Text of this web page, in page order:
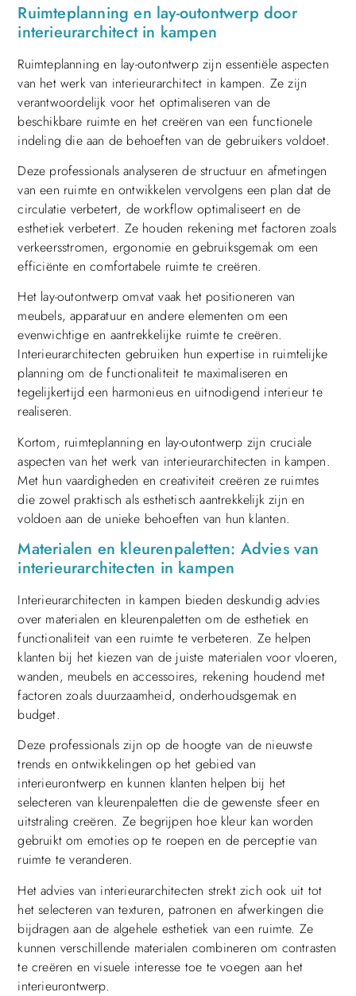
Ruimteplanning en lay-outontwerp door
interieurarchitect in kampen
Ruimteplanning en lay-outontwerp zijn essentiële aspecten
van het werk van interieurarchitect in kampen. Ze zijn
verantwoordelijk voor het optimaliseren van de
beschikbare ruimte en het creëren van een functionele
indeling die aan de behoeften van de gebruikers voldoet.
Deze professionals analyseren de structuur en afmetingen
van een ruimte en ontwikkelen vervolgens een plan dat de
circulatie verbetert, de workflow optimaliseert en de
esthetiek verbetert. Ze houden rekening met factoren zoals
verkeersstromen, ergonomie en gebruiksgemak om een
efficiënte en comfortabele ruimte te creëren.
Het lay-outontwerp omvat vaak het positioneren van
meubels, apparatuur en andere elementen om een
evenwichtige en aantrekkelijke ruimte te creëren.
Interieurarchitecten gebruiken hun expertise in ruimtelijke
planning om de functionaliteit te maximaliseren en
tegelijkertijd een harmonieus en uitnodigend interieur te
realiseren.
Kortom, ruimteplanning en lay-outontwerp zijn cruciale
aspecten van het werk van interieurarchitecten in kampen.
Met hun vaardigheden en creativiteit creëren ze ruimtes
die zowel praktisch als esthetisch aantrekkelijk zijn en
voldoen aan de unieke behoeften van hun klanten.
Materialen en kleurenpaletten: Advies van
interieurarchitecten in kampen
Interieurarchitecten in kampen bieden deskundig advies
over materialen en kleurenpaletten om de esthetiek en
functionaliteit van een ruimte te verbeteren. Ze helpen
klanten bij het kiezen van de juiste materialen voor vloeren,
wanden, meubels en accessoires, rekening houdend met
factoren zoals duurzaamheid, onderhoudsgemak en
budget.
Deze professionals zijn op de hoogte van de nieuwste
trends en ontwikkelingen op het gebied van
interieurontwerp en kunnen klanten helpen bij het
selecteren van kleurenpaletten die de gewenste sfeer en
uitstraling creëren. Ze begrijpen hoe kleur kan worden
gebruikt om emoties op te roepen en de perceptie van
ruimte te veranderen.
Het advies van interieurarchitecten strekt zich ook uit tot
het selecteren van texturen, patronen en afwerkingen die
bijdragen aan de algehele esthetiek van een ruimte. Ze
kunnen verschillende materialen combineren om contrasten
te creëren en visuele interesse toe te voegen aan het
interieurontwerp.